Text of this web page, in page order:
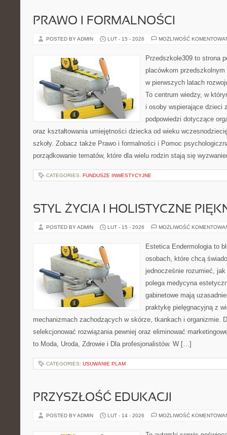
PRAWO I FORMALNOŚCI
POSTED BY ADMIN LUT - 15 - 2026 MOŻLIWOŚĆ
Przedszkole309 to strona
placówkom
w pierwszych latach
To centrum wiedzy, w
i osoby wspierające dzieci
podpowiedzi dotyczące
oraz kształtowania umiejętności dziecka od wieku
szkoły. Zobacz także Prawo i formalności i Pomoc
porządkowanie tematów, które dla wielu rodzin stają się
CATEGORIES: FUNDUSZE INWESTYCYJNE
STYL ŻYCIA I HOLISTYCZNE
POSTED BY ADMIN LUT - 15 - 2026 MOŻLIWOŚĆ
Estetica Endermologia to
osobach, które chcą
jednocześnie rozumieć,
polega medycyna
gabinetowe mają
praktykę pielęgnacyjną z
mechanizmach zachodzących w skórze, tkankach i organizmie.
selekcjonować rozwiązania pewniej oraz eliminować
to Moda, Uroda, Zdrowie i Dla profesjonalistów. W […]
CATEGORIES: USUWANIE PLAM
PRZYSZŁOŚĆ EDUKACJI
POSTED BY ADMIN LUT - 14 - 2026 MOŻLIWOŚĆ